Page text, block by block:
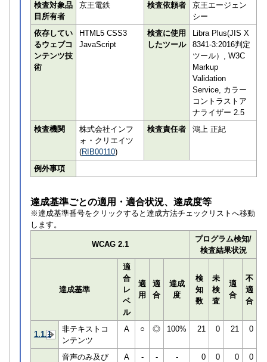
検査対象品
目所有者
京王電鉄 検査依頼者
京王エージェン
シー
依存してい
るウェブコ
ンテンツ技
術
HTML5 CSS3
JavaScript
検査に使用
したツール
Libra Plus(JIS X
8341-3:2016判定
ツール）, W3C
Markup
Validation
Service, カラー
コントラストア
ナライザー 2.5
検査機関
株式会社インフ
ォ・クリエイツ
(RIB00110)
検査責任者 鴻上 正紀
例外事項
達成基準ごとの適用・適合状況、達成度等
※達成基準番号をクリックすると達成方法チェックリストへ移動
します。
WCAG 2.1
プログラム検知/
検査結果状況
達成基準
適
合
レ
ベ
ル
適
用
適
合
達成
度
検
知
数
未
検
査
適
合
不
適
合
1.1.1
非テキストコ
ンテンツ
A ○ ◎ 100% 21 0 21 0
音声のみ及び
A - - - 0 0 0 0